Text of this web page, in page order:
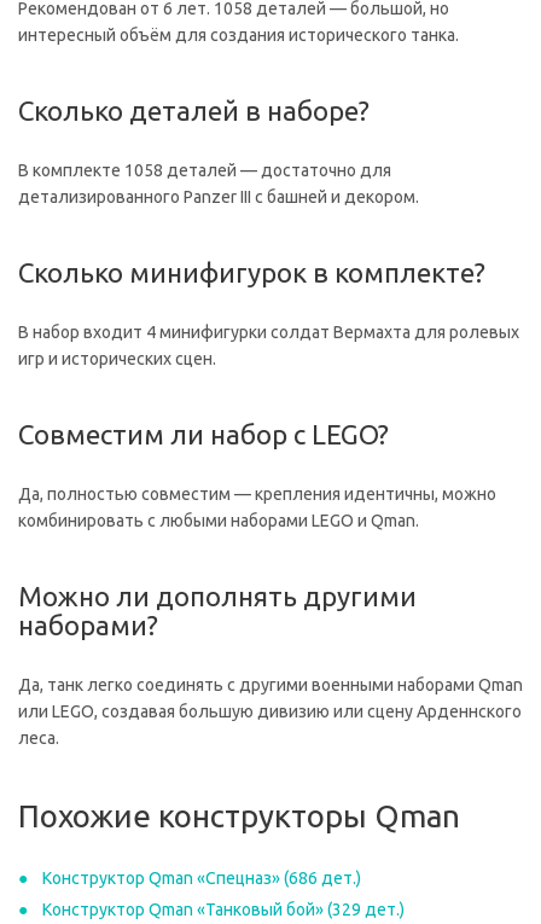
Рекомендован от 6 лет. 1058 деталей — большой, но
интересный объём для создания исторического танка.
Сколько деталей в наборе?
В комплекте 1058 деталей — достаточно для
детализированного Panzer III с башней и декором.
Сколько минифигурок в комплекте?
В набор входит 4 минифигурки солдат Вермахта для ролевых
игр и исторических сцен.
Совместим ли набор с LEGO?
Да, полностью совместим — крепления идентичны, можно
комбинировать с любыми наборами LEGO и Qman.
Можно ли дополнять другими
наборами?
Да, танк легко соединять с другими военными наборами Qman
или LEGO, создавая большую дивизию или сцену Арденнского
леса.
Похожие конструкторы Qman
Конструктор Qman «Спецназ» (686 дет.)
Конструктор Qman «Танковый бой» (329 дет.)